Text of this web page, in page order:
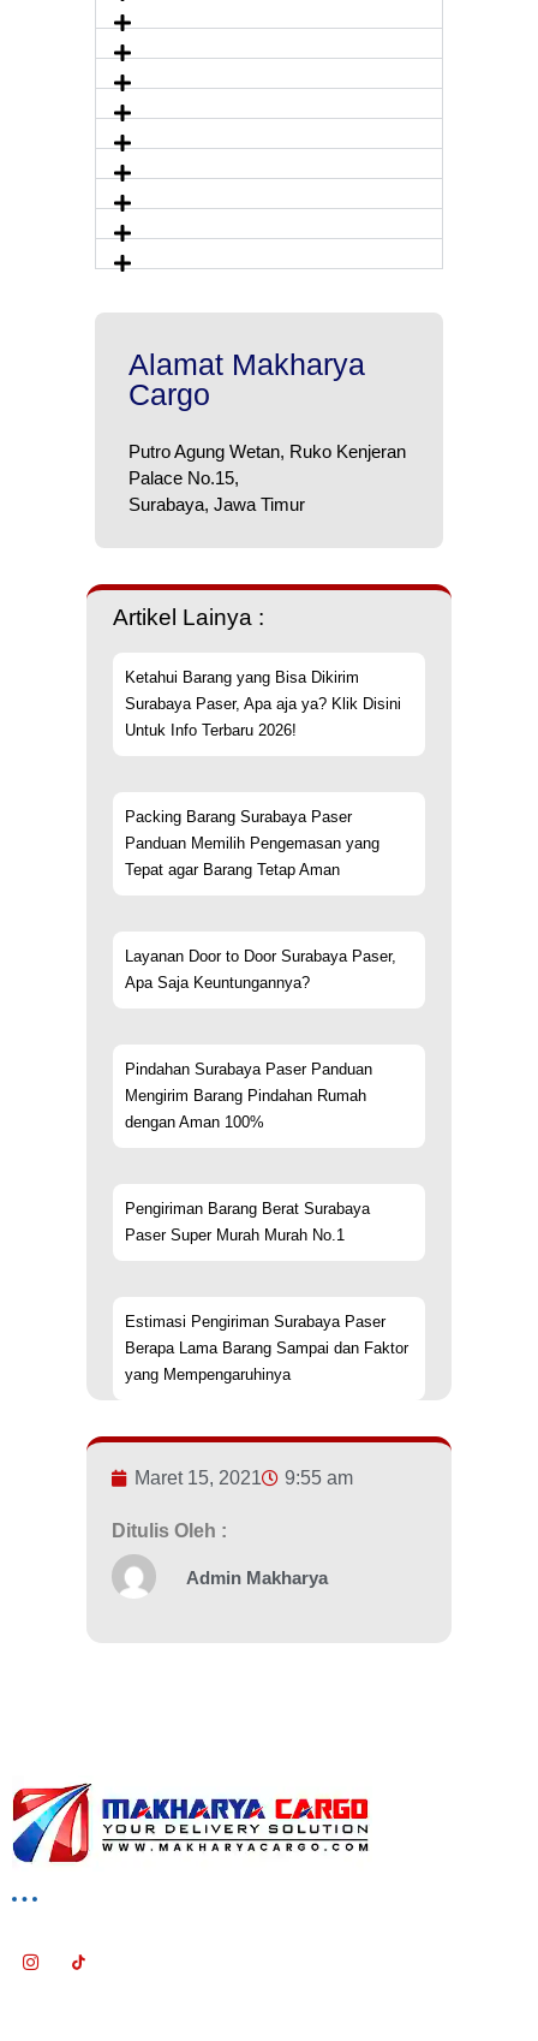
Alamat Makharya
Cargo
Putro Agung Wetan, Ruko Kenjeran
Palace No.15,
Surabaya, Jawa Timur
Artikel Lainya :
Ketahui Barang yang Bisa Dikirim
Surabaya Paser, Apa aja ya? Klik Disini
Untuk Info Terbaru 2026!
Packing Barang Surabaya Paser
Panduan Memilih Pengemasan yang
Tepat agar Barang Tetap Aman
Layanan Door to Door Surabaya Paser,
Apa Saja Keuntungannya?
Pindahan Surabaya Paser Panduan
Mengirim Barang Pindahan Rumah
dengan Aman 100%
Pengiriman Barang Berat Surabaya
Paser Super Murah Murah No.1
Estimasi Pengiriman Surabaya Paser
Berapa Lama Barang Sampai dan Faktor
yang Mempengaruhinya
Maret 15, 2021 9:55 am
Ditulis Oleh :
Admin Makharya